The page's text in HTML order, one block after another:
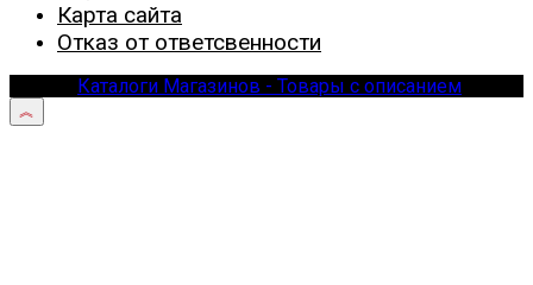
Карта сайта
Отказ от ответсвенности
Каталоги Магазинов - Товары с описанием